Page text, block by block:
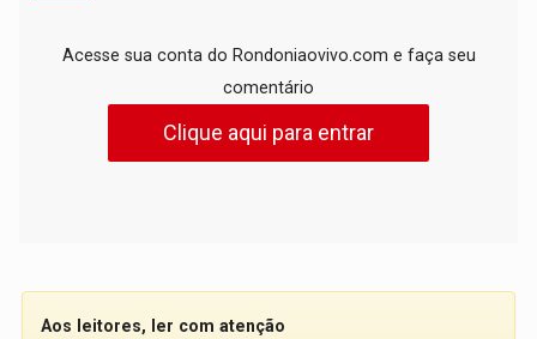
Acesse sua conta do Rondoniaovivo.com e faça seu
comentário
Clique aqui para entrar
Aos leitores, ler com atenção